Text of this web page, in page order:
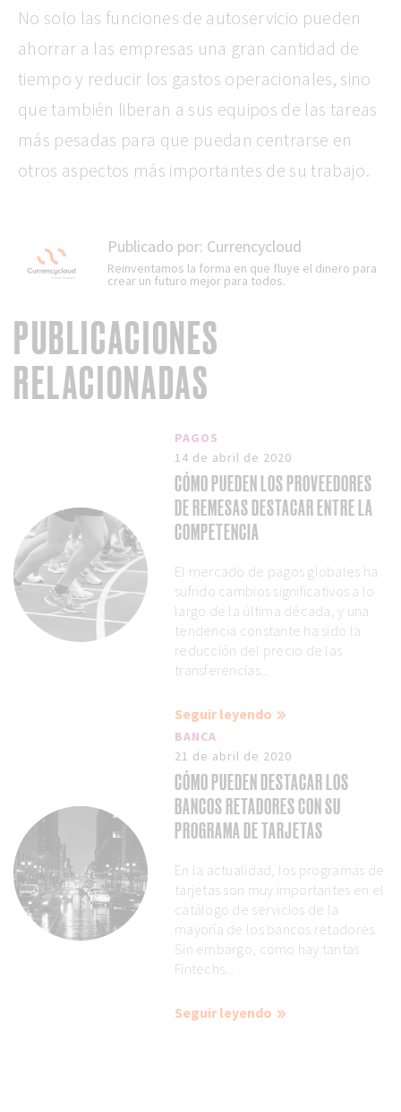
No solo las funciones de autoservicio pueden
ahorrar a las empresas una gran cantidad de
tiempo y reducir los gastos operacionales, sino
que también liberan a sus equipos de las tareas
más pesadas para que puedan centrarse en
otros aspectos más importantes de su trabajo.
Publicado por: Currencycloud
Reinventamos la forma en que fluye el dinero para
crear un futuro mejor para todos.
PUBLICACIONES
RELACIONADAS
PAGOS
14 de abril de 2020
CÓMO PUEDEN LOS PROVEEDORES
DE REMESAS DESTACAR ENTRE LA
COMPETENCIA
El mercado de pagos globales ha
sufrido cambios significativos a lo
largo de la última década, y una
tendencia constante ha sido la
reducción del precio de las
transferencias...
Seguir leyendo
BANCA
21 de abril de 2020
CÓMO PUEDEN DESTACAR LOS
BANCOS RETADORES CON SU
PROGRAMA DE TARJETAS
En la actualidad, los programas de
tarjetas son muy importantes en el
catálogo de servicios de la
mayoría de los bancos retadores.
Sin embargo, como hay tantas
Fintechs...
Seguir leyendo